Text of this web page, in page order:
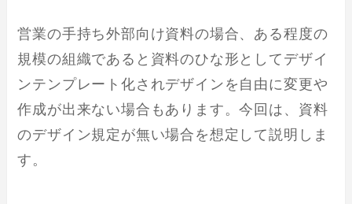
営業の手持ち外部向け資料の場合、ある程度の
規模の組織であると資料のひな形としてデザイ
ンテンプレート化されデザインを自由に変更や
作成が出来ない場合もあります。今回は、資料
のデザイン規定が無い場合を想定して説明しま
す。